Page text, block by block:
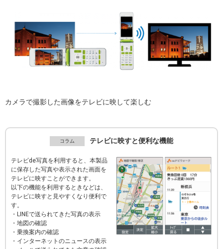
カメラで撮影した画像をテレビに映して楽しむ
テレビに映すと便利な機能
テレビde写真を利用すると、本製品
に保存した写真や表示された画面を
テレビに映すことができます。
以下の機能を利用するときなどは、
テレビに映すと見やすくなり便利で
す。
・LINEで送られてきた写真の表示
・地図の確認
・乗換案内の確認
・インターネットのニュースの表示